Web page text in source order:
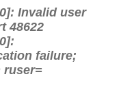
Invalid user
48622
failure;
ruser=